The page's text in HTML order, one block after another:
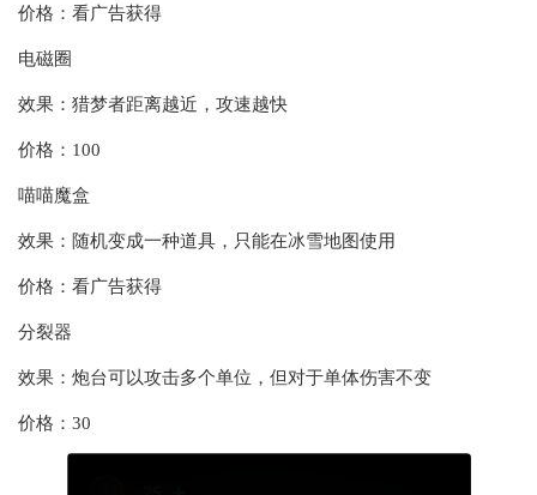
价格：看广告获得
电磁圈
效果：猎梦者距离越近，攻速越快
价格：100
喵喵魔盒
效果：随机变成一种道具，只能在冰雪地图使用
价格：看广告获得
分裂器
效果：炮台可以攻击多个单位，但对于单体伤害不变
价格：30